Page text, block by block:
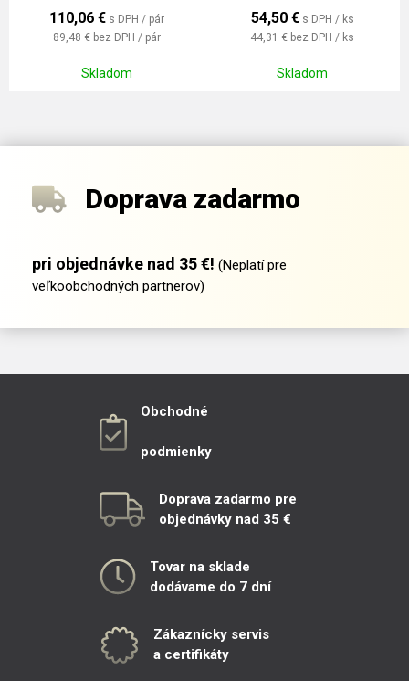
110,06 € s DPH / pár
89,48 € bez DPH / pár
Skladom
54,50 € s DPH / ks
44,31 € bez DPH / ks
Skladom
Doprava zadarmo
pri objednávke nad 35 €! (Neplatí pre
veľkoobchodných partnerov)
Obchodné
podmienky
Doprava zadarmo pre
objednávky nad 35 €
Tovar na sklade
dodávame do 7 dní
Zákaznícky servis
a certifikáty